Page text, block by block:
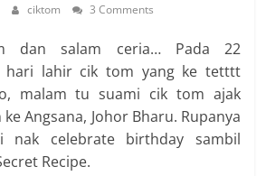
ciktom 3 Comments
dan salam ceria… Pada 22
hari lahir cik tom yang ke tetttt
malam tu suami cik tom ajak
Angsana, Johor Bharu. Rupanya
nak celebrate birthday sambil
Recipe.